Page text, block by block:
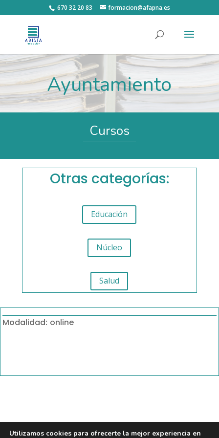
670 32 20 83 formacion@afapna.es
Ayuntamiento
Cursos
Otras categorías:
Educación
Núcleo
Salud
Modalidad: online
Utilizamos cookies para ofrecerte la mejor experiencia en